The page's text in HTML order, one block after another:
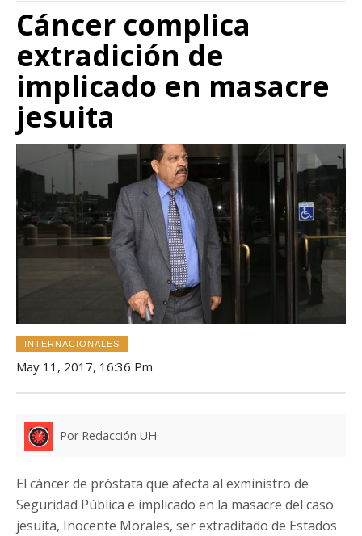
Cáncer complica
extradición de
implicado en masacre
jesuita
INTERNACIONALES
May 11, 2017, 16:36 Pm
Por Redacción UH
El cáncer de próstata que afecta al exministro de
Seguridad Pública e implicado en la masacre del caso
jesuita, Inocente Morales, ser extraditado de Estados